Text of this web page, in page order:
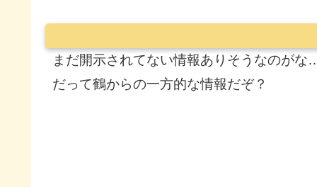
まだ開示されてない情報ありそうなのがな
だって鶴からの一方的な情報だぞ？